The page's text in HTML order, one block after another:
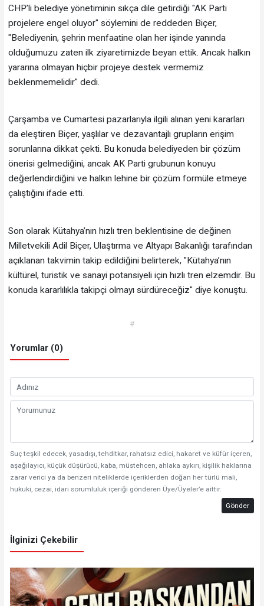
CHP’li belediye yönetiminin sıkça dile getirdiği "AK Parti
projelere engel oluyor" söylemini de reddeden Biçer,
"Belediyenin, şehrin menfaatine olan her işinde yanında
olduğumuzu zaten ilk ziyaretimizde beyan ettik. Ancak halkın
yararına olmayan hiçbir projeye destek vermemiz
beklenmemelidir" dedi.
Çarşamba ve Cumartesi pazarlarıyla ilgili alınan yeni kararları
da eleştiren Biçer, yaşlılar ve dezavantajlı grupların erişim
sorunlarına dikkat çekti. Bu konuda belediyeden bir çözüm
önerisi gelmediğini, ancak AK Parti grubunun konuyu
değerlendirdiğini ve halkın lehine bir çözüm formüle etmeye
çalıştığını ifade etti.
Son olarak Kütahya’nın hızlı tren beklentisine de değinen
Milletvekili Adil Biçer, Ulaştırma ve Altyapı Bakanlığı tarafından
açıklanan takvimin takip edildiğini belirterek, "Kütahya’nın
kültürel, turistik ve sanayi potansiyeli için hızlı tren elzemdir. Bu
konuda kararlılıkla takipçi olmayı sürdüreceğiz" diye konuştu.
#
Yorumlar (0)
Suç teşkil edecek, yasadışı, tehditkar, rahatsız edici, hakaret ve küfür içeren,
aşağılayıcı, küçük düşürücü, kaba, müstehcen, ahlaka aykırı, kişilik haklarına
zarar verici ya da benzeri niteliklerde içeriklerden doğan her türlü mali,
hukuki, cezai, idari sorumluluk içeriği gönderen Üye/Üyeler’e aittir.
Gönder
İlginizi Çekebilir